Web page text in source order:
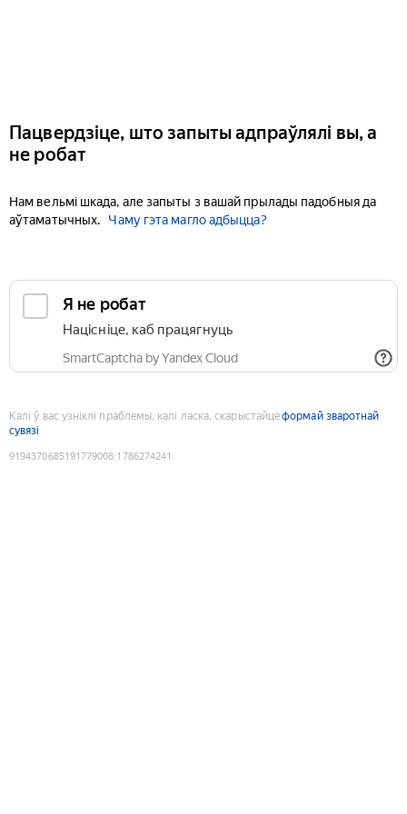
Пацвердзіце, што запыты адпраўлялі вы, а
не робат
Нам вельмі шкада, але запыты з вашай прылады падобныя да
аўтаматычных.
Чаму гэта магло адбыцца?
Я не робат
Націсніце, каб працягнуць
SmartCaptcha by Yandex Cloud
Калі ў вас узніклі праблемы, калі ласка, скарыстайцеформай зваротнай
сувязі
9194370685191779008:1786274241